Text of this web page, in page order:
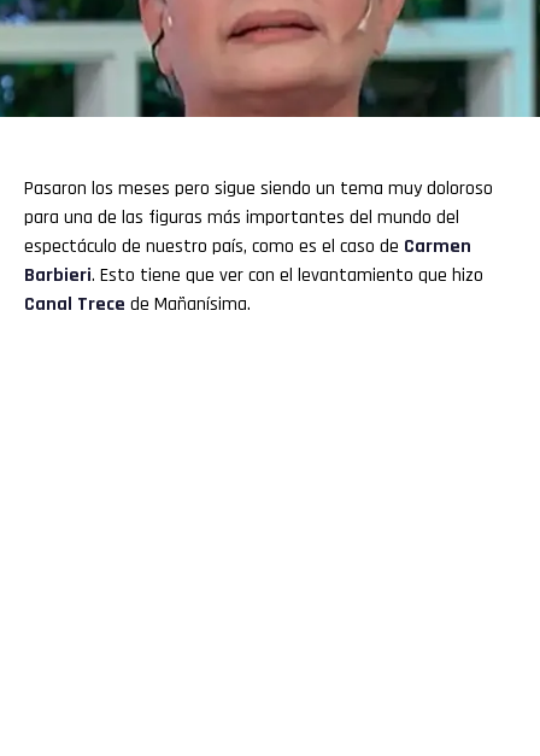
Pasaron los meses pero sigue siendo un tema muy doloroso
para una de las figuras más importantes del mundo del
espectáculo de nuestro país, como es el caso de Carmen
Barbieri. Esto tiene que ver con el levantamiento que hizo
Canal Trece de Mañanísima.